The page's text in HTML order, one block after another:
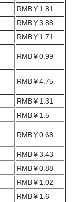
RMB￥1.81
RMB￥3.88
RMB￥1.71
RMB￥0.99
RMB￥4.75
RMB￥1.31
RMB￥1.5
RMB￥0.68
RMB￥3.43
RMB￥0.88
RMB￥1.02
RMB￥1.6